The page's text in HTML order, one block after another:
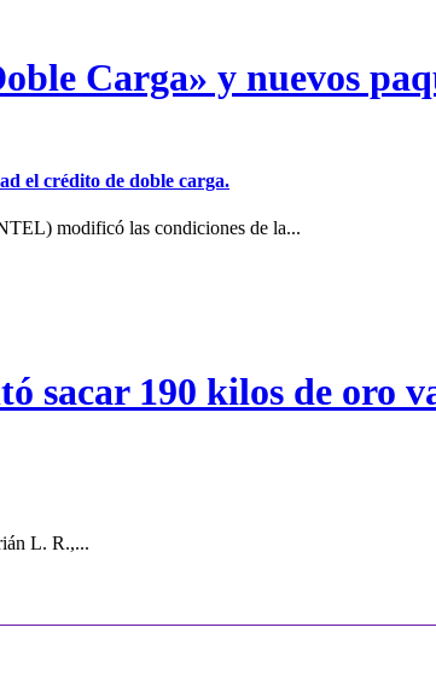
Carga» y nuevos
el crédito de doble carga.
modificó las condiciones de la...
sacar 190 kilos de oro
L. R.,...